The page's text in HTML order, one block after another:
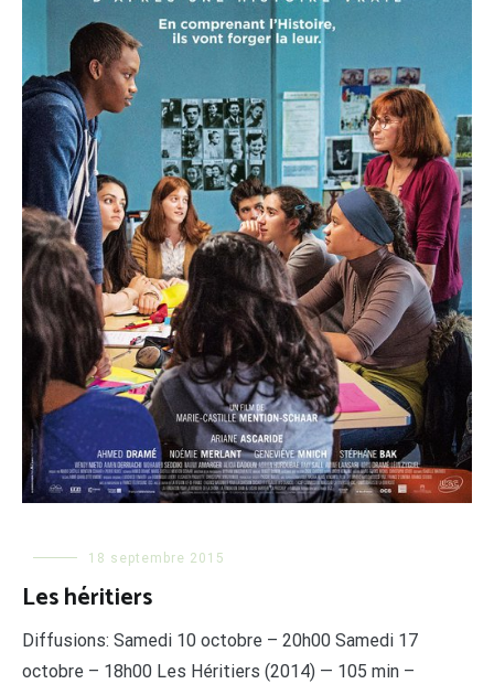
18 septembre 2015
Les héritiers
Diffusions: Samedi 10 octobre – 20h00 Samedi 17
octobre – 18h00 Les Héritiers (2014) — 105 min –